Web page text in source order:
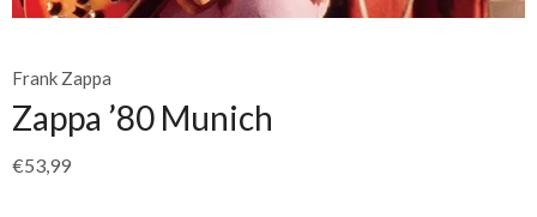
Frank Zappa
Zappa ’80 Munich
€53,99